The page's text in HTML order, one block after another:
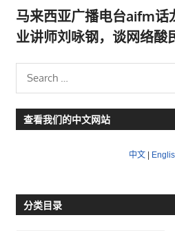
马来西亚广播电台aifm话
业讲师刘咏钢，谈网络酸
查看我们的中文网站
中文
分类目录